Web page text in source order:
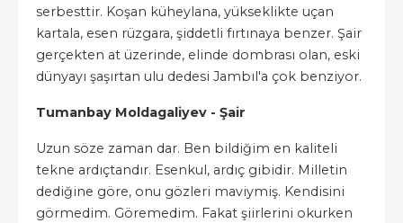
serbesttir. Koşan küheylana, yükseklikte uçan
kartala, esen rüzgara, şiddetli fırtınaya benzer. Şair
gerçekten at üzerinde, elinde dombrası olan, eski
dünyayı şaşırtan ulu dedesi Jambıl'a çok benziyor.
Tumanbay Moldagaliyev - Şair
Uzun söze zaman dar. Ben bildiğim en kaliteli
tekne ardıçtandır. Esenkul, ardıç gibidir. Milletin
dediğine göre, onu gözleri maviymiş. Kendisini
görmedim. Göremedim. Fakat şiirlerini okurken